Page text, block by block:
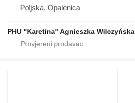
Poljska, Opalenica
PHU "Karetina" Agnieszka Wilczyńska